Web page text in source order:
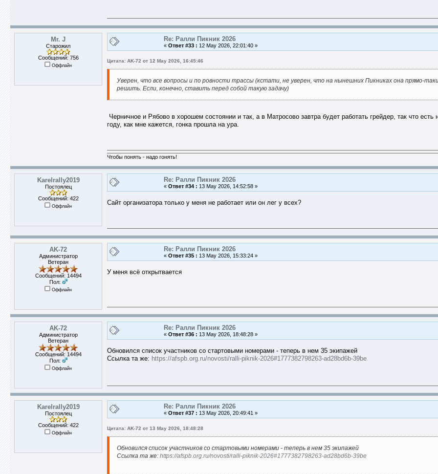
Mr. J
Старожил
Сообщений: 756
Оффлайн
Re: Ралли Пикник 2026
« Ответ #33 : 12 May 2026, 22:01:40 »
Цитата: AK-72 от 12 May 2026, 16:45:46
Уверен, что все вопросы и по ровности трассы (кстати, не уверен, что на нынешних Пикниках она прямо-
решить. Если, конечно, ставить перед собой такую задачу)
Черничное и Рябово в хорошем состоянии и так, а в Матросово завтра будет работать грейдер, так что
году, как мне кажется, гонка прошла на ура.
Чтобы понять - надо гонять!
Karelrally2019
Постоялец
Сообщений: 422
Оффлайн
Re: Ралли Пикник 2026
« Ответ #34 : 13 May 2026, 14:52:58 »
Сайт организатора только у меня не работает или он лег у всех?
AK-72
Администратор
Ветеран
Сообщений: 14494
Пол:
Оффлайн
Re: Ралли Пикник 2026
« Ответ #35 : 13 May 2026, 15:33:24 »
У меня всё открытвается
AK-72
Администратор
Ветеран
Сообщений: 14494
Пол:
Оффлайн
Re: Ралли Пикник 2026
« Ответ #36 : 13 May 2026, 18:48:28 »
Обновился список участников со стартовыми номерами - теперь в нем 35 экипажей
Ссылка та же: https://afspb.org.ru/novosti/ralli-piknik-2026#1777382798263-ad28bd6b-39be
Karelrally2019
Постоялец
Сообщений: 422
Оффлайн
Re: Ралли Пикник 2026
« Ответ #37 : 13 May 2026, 20:49:41 »
Цитата: AK-72 от 13 May 2026, 18:48:28
Обновился список участников со стартовыми номерами - теперь в нем 35 экипажей
Ссылка та же: https://afspb.org.ru/novosti/ralli-piknik-2026#1777382798263-ad28bd6b-39be